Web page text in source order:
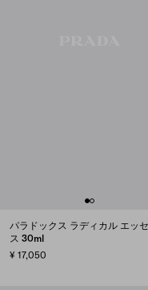
パラドックス ラディカル エッ
ス 30ml
¥ 17,050